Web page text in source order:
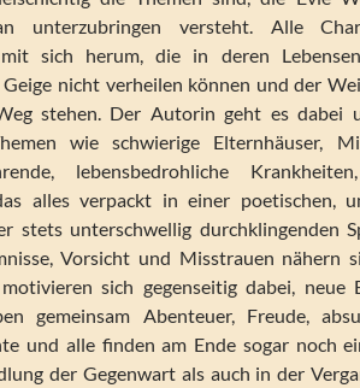
unterzubringen versteht. Alle
mit sich herum, die in deren
nicht verheilen können und der
stehen. Der Autorin geht es dabei
wie schwierige Elternhäuser,
lebensbedrohliche
alles verpackt in einer poetischen,
stets unterschwellig durchklingenden
Vorsicht und Misstrauen nähern
sich gegenseitig dabei, neue
gemeinsam Abenteuer, Freude,
und alle finden am Ende sogar noch
der Gegenwart als auch in der